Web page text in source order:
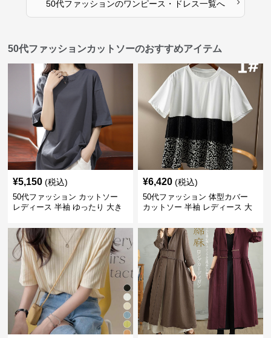
50代ファッションのワンピース・ドレス一覧へ
50代ファッションカットソーのおすすめアイテム
¥5,150 (税込)
50代ファッション カットソー
レディース 半袖 ゆったり 大き
¥6,420 (税込)
50代ファッション 体型カバー
カットソー 半袖 レディース 大